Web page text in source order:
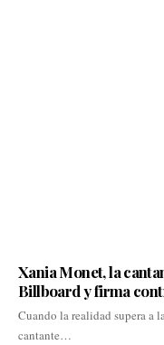
Xania Monet, la
Billboard y firma
Cuando la realidad supera a
cantante…